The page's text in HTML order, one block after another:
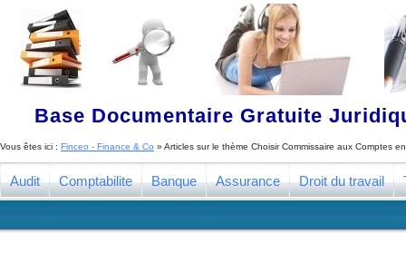
Base Documentaire Gratuite
Vous êtes ici : Finceo - Finance & Co » Articles sur le thème Choisir Commissaire aux Comptes
Audit Comptabilite Banque Assurance Droit du travail